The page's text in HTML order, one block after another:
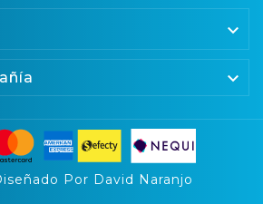


Por David Naranjo